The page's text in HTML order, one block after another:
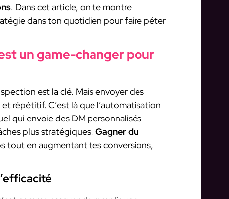
. Dans cet article, on te montre
dans ton quotidien pour faire péter
un game-changer pour
est la clé. Mais envoyer des
répétitif. C’est là que l’automatisation
qui envoie des DM personnalisés
plus stratégiques. Gagner du
tout en augmentant tes conversions,